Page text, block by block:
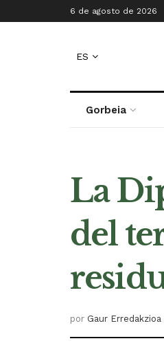
6 de agosto de 2026
ES
Gorbeia
La
del
por Gaur Erredakzioa